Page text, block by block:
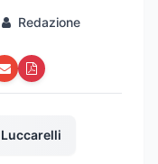
Redazione